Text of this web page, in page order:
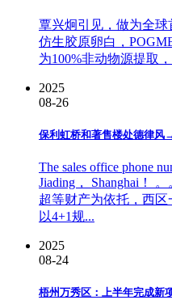
覃兴炯引见，做为全
仿生胶原卵白，
为100%非动物源提取
2025
08-26
保利虹桥和著售楼处德律风
The sales office phone
Jiading， Shanghai！
超等财产为依托，西区
以4+1规...
2025
08-24
梧州万秀区：上半年完成新